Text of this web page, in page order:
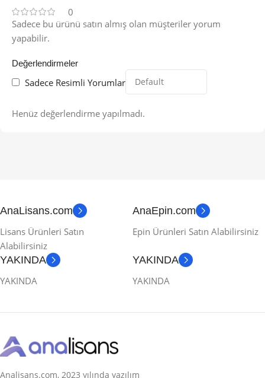
0
Değerlendirmeler
Sadece Resimli Yorumlar
Henüz değerlendirme yapılmadı.
Sadece bu ürünü satın almış olan müşteriler yorum
yapabilir.
AnaLisans.com
Lisans Ürünleri Satın
Alabilirsiniz
AnaEpin.com
Epin Ürünleri Satın Alabilirsiniz
YAKINDA
YAKINDA
YAKINDA
YAKINDA
Analisans.com, 2023 yılında yazılım